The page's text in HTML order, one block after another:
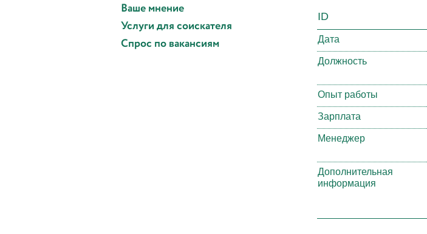
Ваше мнение
Услуги для соискателя
Спрос по вакансиям
ID
Дата
Должность
Опыт работы
Зарплата
Менеджер
Дополнительная
информация